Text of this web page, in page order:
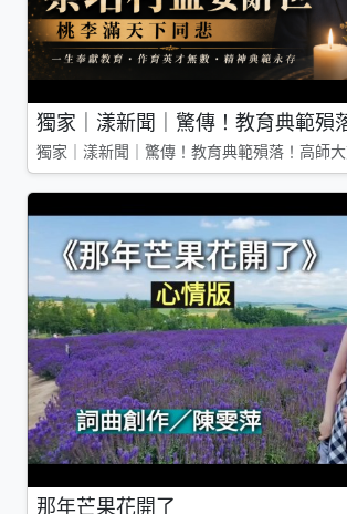
獨家｜漾新聞｜驚傳！教育典範
獨家｜漾新聞｜驚傳！教育典範殞落！高師
那年芒果花開了